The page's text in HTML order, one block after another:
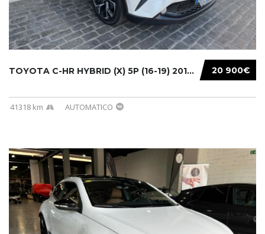
20 900€
TOYOTA C-HR HYBRID (X) 5P (16-19) 2019...
41318 km AUTOMATICO